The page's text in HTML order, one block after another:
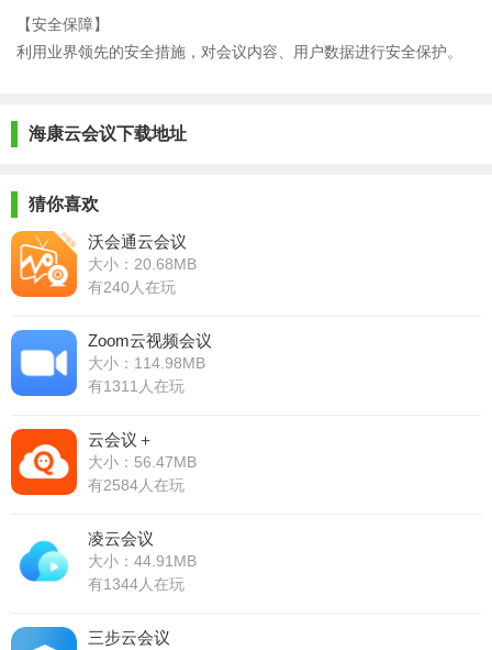
【安全保障】
利用业界领先的安全措施，对会议内容、用户数据进行安全保护。
海康云会议下载地址
猜你喜欢
沃会通云会议
大小：20.68MB
有240人在玩
Zoom云视频会议
大小：114.98MB
有1311人在玩
云会议＋
大小：56.47MB
有2584人在玩
凌云会议
大小：44.91MB
有1344人在玩
三步云会议